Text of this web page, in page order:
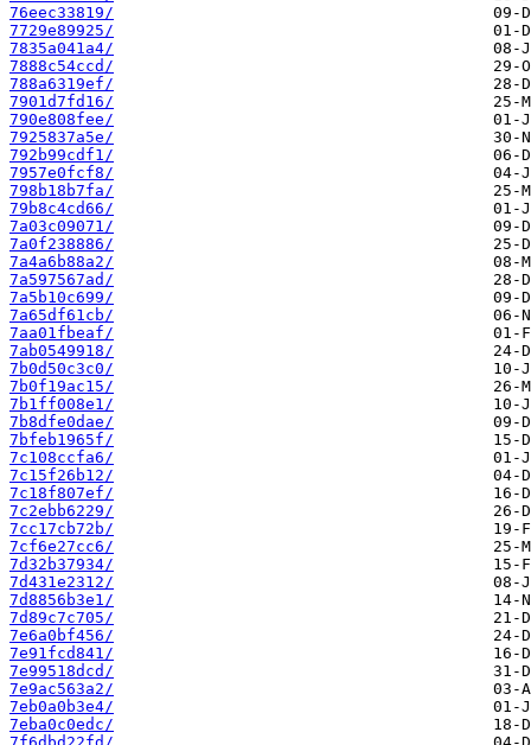
76eec33819/
7729e89925/
7835a041a4/
7888c54ccd/
788a6319ef/
7901d7fd16/
790e808fee/
7925837a5e/
792b99cdf1/
7957e0fcf8/
798b18b7fa/
79b8c4cd66/
7a03c09071/
7a0f238886/
7a4a6b88a2/
7a597567ad/
7a5b10c699/
7a65df61cb/
7aa01fbeaf/
7ab0549918/
7b0d50c3c0/
7b0f19ac15/
7b1ff008e1/
7b8dfe0dae/
7bfeb1965f/
7c108ccfa6/
7c15f26b12/
7c18f807ef/
7c2ebb6229/
7cc17cb72b/
7cf6e27cc6/
7d32b37934/
7d431e2312/
7d8856b3e1/
7d89c7c705/
7e6a0bf456/
7e91fcd841/
7e99518dcd/
7e9ac563a2/
7eb0a0b3e4/
7eba0c0edc/